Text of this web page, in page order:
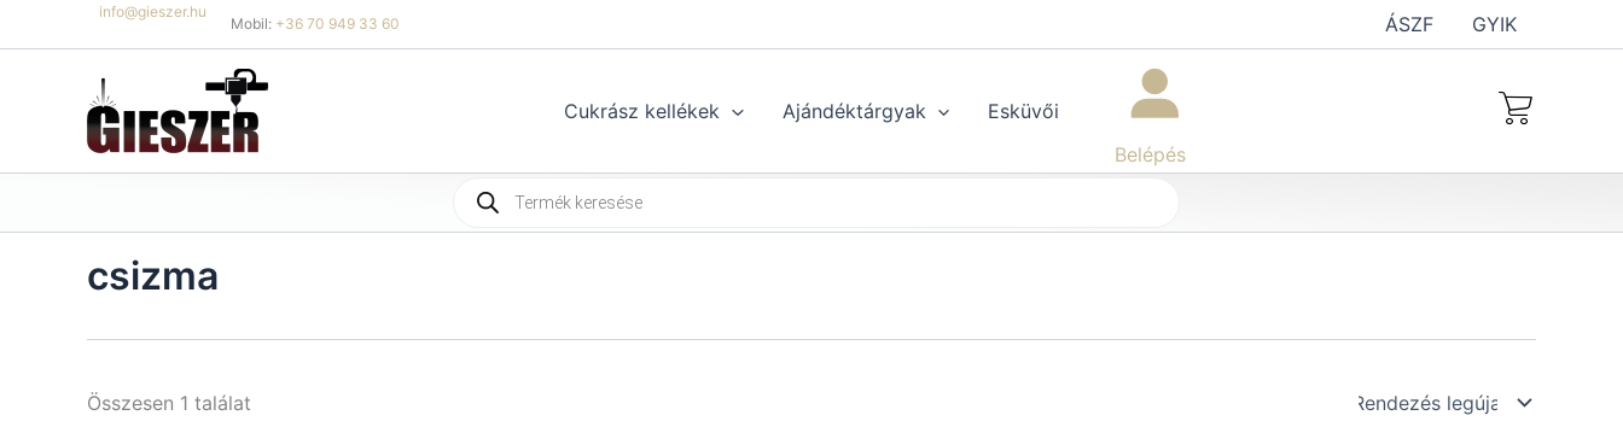
to
info@gieszer.hu
Mobil: +36 70 949 33 60 ÁSZF GYIK
Cukrász kellékek Ajándéktárgyak
Esküvői
Belépés
Products
search
csizma
Összesen 1 találat